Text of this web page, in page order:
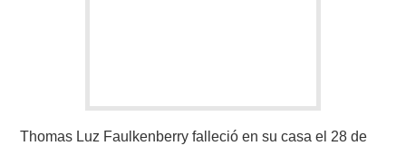
Thomas Luz Faulkenberry falleció en su casa el 28 de